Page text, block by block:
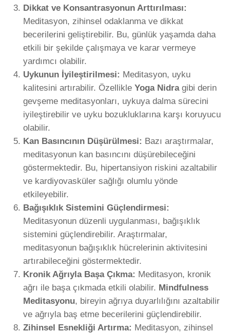
Dikkat ve Konsantrasyonun Arttırılması:
Meditasyon, zihinsel odaklanma ve dikkat
becerilerini geliştirebilir. Bu, günlük yaşamda daha
etkili bir şekilde çalışmaya ve karar vermeye
yardımcı olabilir.
Uykunun İyileştirilmesi: Meditasyon, uyku
kalitesini artırabilir. Özellikle Yoga Nidragibi derin
gevşeme meditasyonları, uykuya dalma sürecini
iyileştirebilir ve uyku bozukluklarına karşı koruyucu
olabilir.
Kan Basıncının Düşürülmesi: Bazı araştırmalar,
meditasyonun kan basıncını düşürebileceğini
göstermektedir. Bu, hipertansiyon riskini azaltabilir
ve kardiyovasküler sağlığı olumlu yönde
etkileyebilir.
Bağışıklık Sistemini Güçlendirmesi:
Meditasyonun düzenli uygulanması, bağışıklık
sistemini güçlendirebilir. Araştırmalar,
meditasyonun bağışıklık hücrelerinin aktivitesini
artırabileceğini göstermektedir.
Kronik Ağrıyla Başa Çıkma: Meditasyon, kronik
ağrı ile başa çıkmada etkili olabilir. Mindfulness
Meditasyonu, bireyin ağrıya duyarlılığını azaltabilir
ve ağrıyla baş etme becerilerini güçlendirebilir.
Zihinsel Esnekliği Artırma: Meditasyon, zihinsel